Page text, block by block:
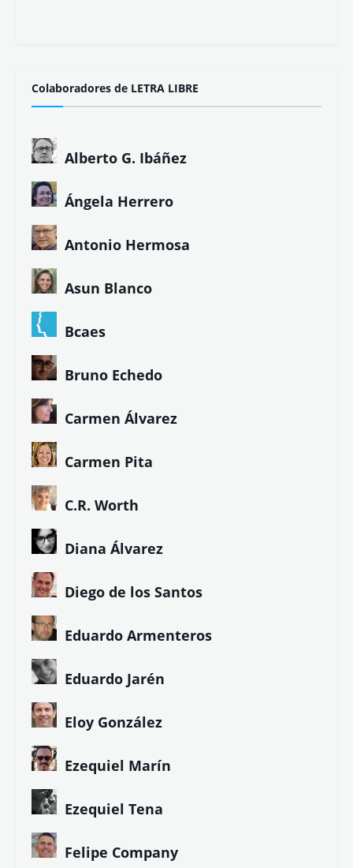
Colaboradores de LETRA LIBRE
Alberto G. Ibáñez
Ángela Herrero
Antonio Hermosa
Asun Blanco
Bcaes
Bruno Echedo
Carmen Álvarez
Carmen Pita
C.R. Worth
Diana Álvarez
Diego de los Santos
Eduardo Armenteros
Eduardo Jarén
Eloy González
Ezequiel Marín
Ezequiel Tena
Felipe Company